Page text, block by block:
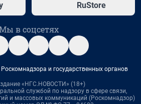
RuStore
в соцсетях
и государственных органов
«НГС.НОВОСТИ» (18+)
службой по надзору в сфере связи,
и массовых коммуникаций (Роскомнадзор)